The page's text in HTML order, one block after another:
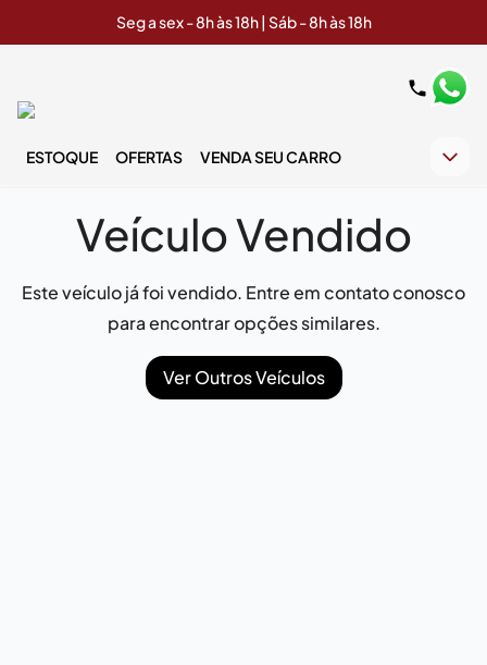
Seg a sex - 8h às 18h | Sáb - 8h às 18h
ESTOQUE OFERTAS VENDA SEU CARRO
Veículo Vendido
Este veículo já foi vendido. Entre em contato conosco
para encontrar opções similares.
Ver Outros Veículos